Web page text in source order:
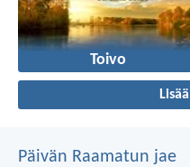
Toivo
Päivän Raamatun jae